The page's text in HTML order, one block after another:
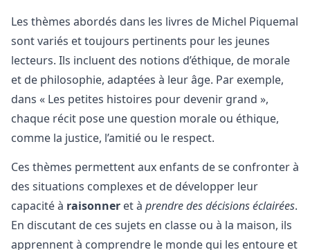
Les thèmes abordés dans les livres de Michel Piquemal
sont variés et toujours pertinents pour les jeunes
lecteurs. Ils incluent des notions d’éthique, de morale
et de philosophie, adaptées à leur âge. Par exemple,
dans « Les petites histoires pour devenir grand »,
chaque récit pose une question morale ou éthique,
comme la justice, l’amitié ou le respect.
Ces thèmes permettent aux enfants de se confronter à
des situations complexes et de développer leur
capacité à raisonner et à prendre des décisions éclairées.
En discutant de ces sujets en classe ou à la maison, ils
apprennent à comprendre le monde qui les entoure et